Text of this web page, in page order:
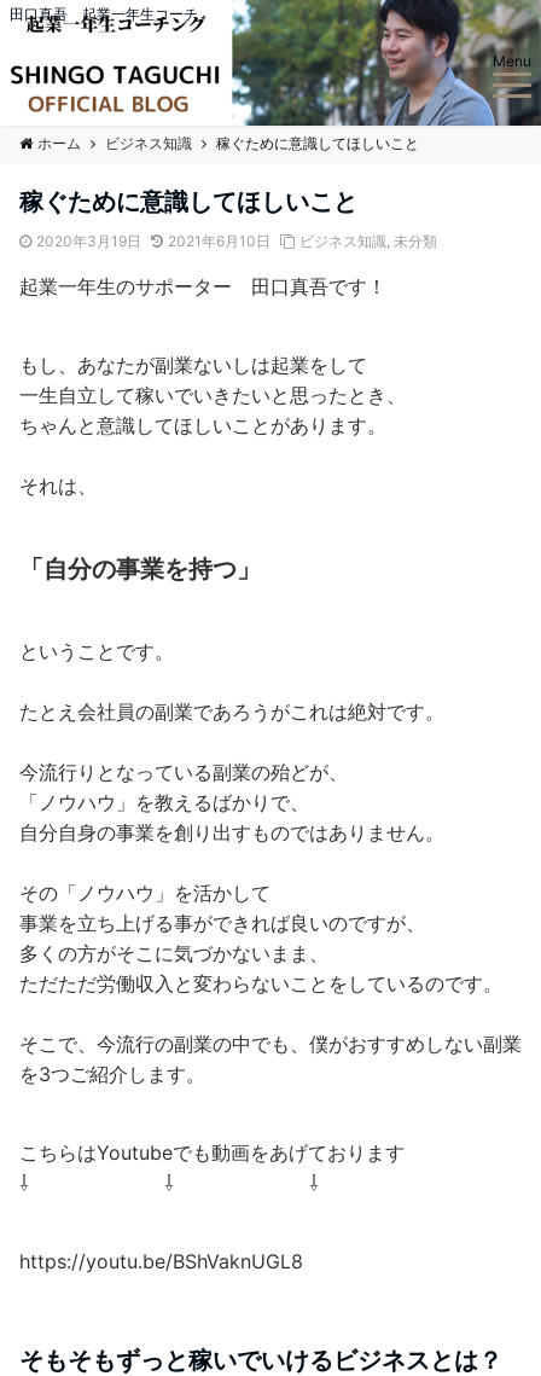
田口真吾 起業一年生コーチ
Menu
ホーム ビジネス知識 稼ぐために意識してほしいこと
稼ぐために意識してほしいこと
2020年3月19日 2021年6月10日 ビジネス知識, 未分類
起業一年生のサポーター 田口真吾です！
もし、あなたが副業ないしは起業をして
一生自立して稼いでいきたいと思ったとき、
ちゃんと意識してほしいことがあります。
それは、
「自分の事業を持つ」
ということです。
たとえ会社員の副業であろうがこれは絶対です。
今流行りとなっている副業の殆どが、
「ノウハウ」を教えるばかりで、
自分自身の事業を創り出すものではありません。
その「ノウハウ」を活かして
事業を立ち上げる事ができれば良いのですが、
多くの方がそこに気づかないまま、
ただただ労働収入と変わらないことをしているのです。
そこで、今流行の副業の中でも、僕がおすすめしない副業
を3つご紹介します。
こちらはYoutubeでも動画をあげております
⇩ ⇩ ⇩
https://youtu.be/BShVaknUGL8
そもそもずっと稼いでいけるビジネスとは？